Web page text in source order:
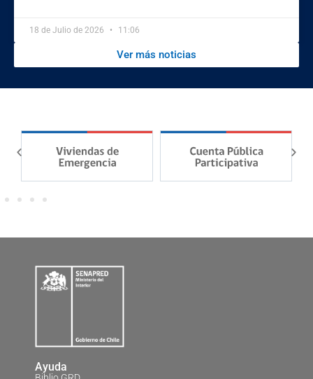
18 de Julio de 2026 11:06
Ver más noticias
Ayuda